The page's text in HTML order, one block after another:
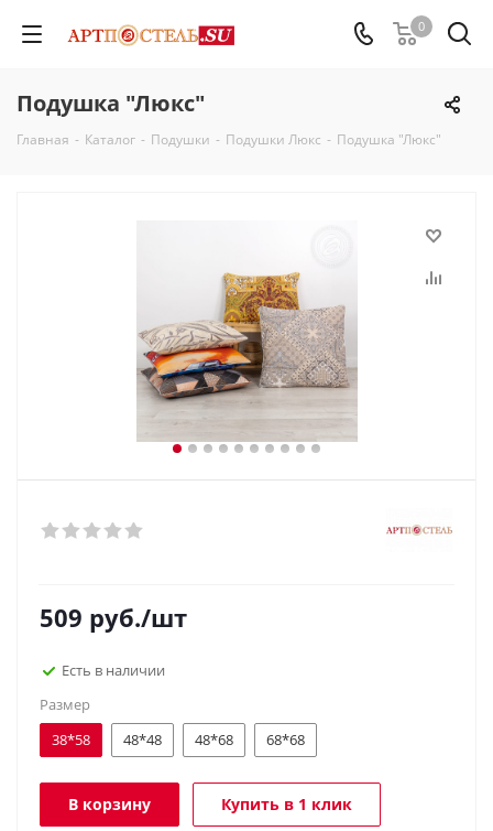
0
Подушка "Люкс"
Главная - Каталог - Подушки - Подушки Люкс - Подушка "Люкс"
509 руб./шт
Есть в наличии
Размер
38*58
48*48 48*68 68*68
В корзину Купить в 1 клик